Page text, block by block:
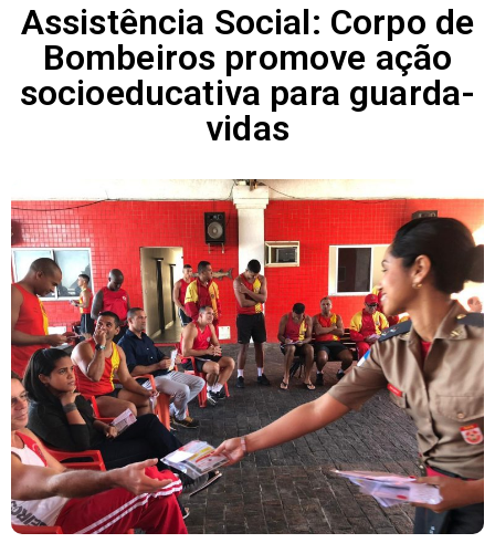
Assistência Social: Corpo de
Bombeiros promove ação
socioeducativa para guarda-
vidas